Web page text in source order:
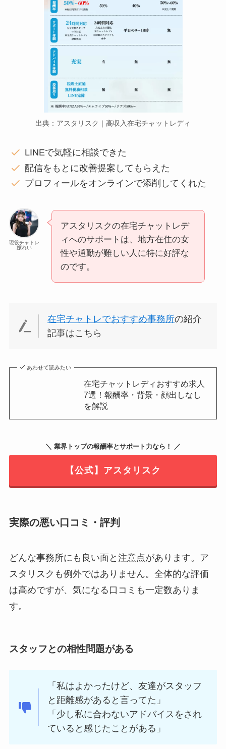
出典：アスタリスク｜高収入在宅チャットレディ
LINEで気軽に相談できた
配信をもとに改善提案してもらえた
プロフィールをオンラインで添削してくれた
現役チャトレ
嬢れい
アスタリスクの在宅チャットレデ
ィへのサポートは、地方在住の女
性や通勤が難しい人に特に好評な
のです。
在宅チャトレでおすすめ事務所の紹介
記事はこちら
あわせて読みたい
在宅チャットレディおすすめ求人
7選！報酬率・背景・顔出しなし
を解説
＼ 業界トップの報酬率とサポート力なら！ ／
【公式】アスタリスク
実際の悪い口コミ・評判
どんな事務所にも良い面と注意点があります。ア
スタリスクも例外ではありません。全体的な評価
は高めですが、気になる口コミも一定数ありま
す。
スタッフとの相性問題がある
「私はよかったけど、友達がスタッフ
と距離感があると言ってた」
「少し私に合わないアドバイスをされ
ていると感じたことがある」